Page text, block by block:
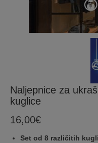
Naljepnice za
kuglice
16,00€
Set od 8 različitih